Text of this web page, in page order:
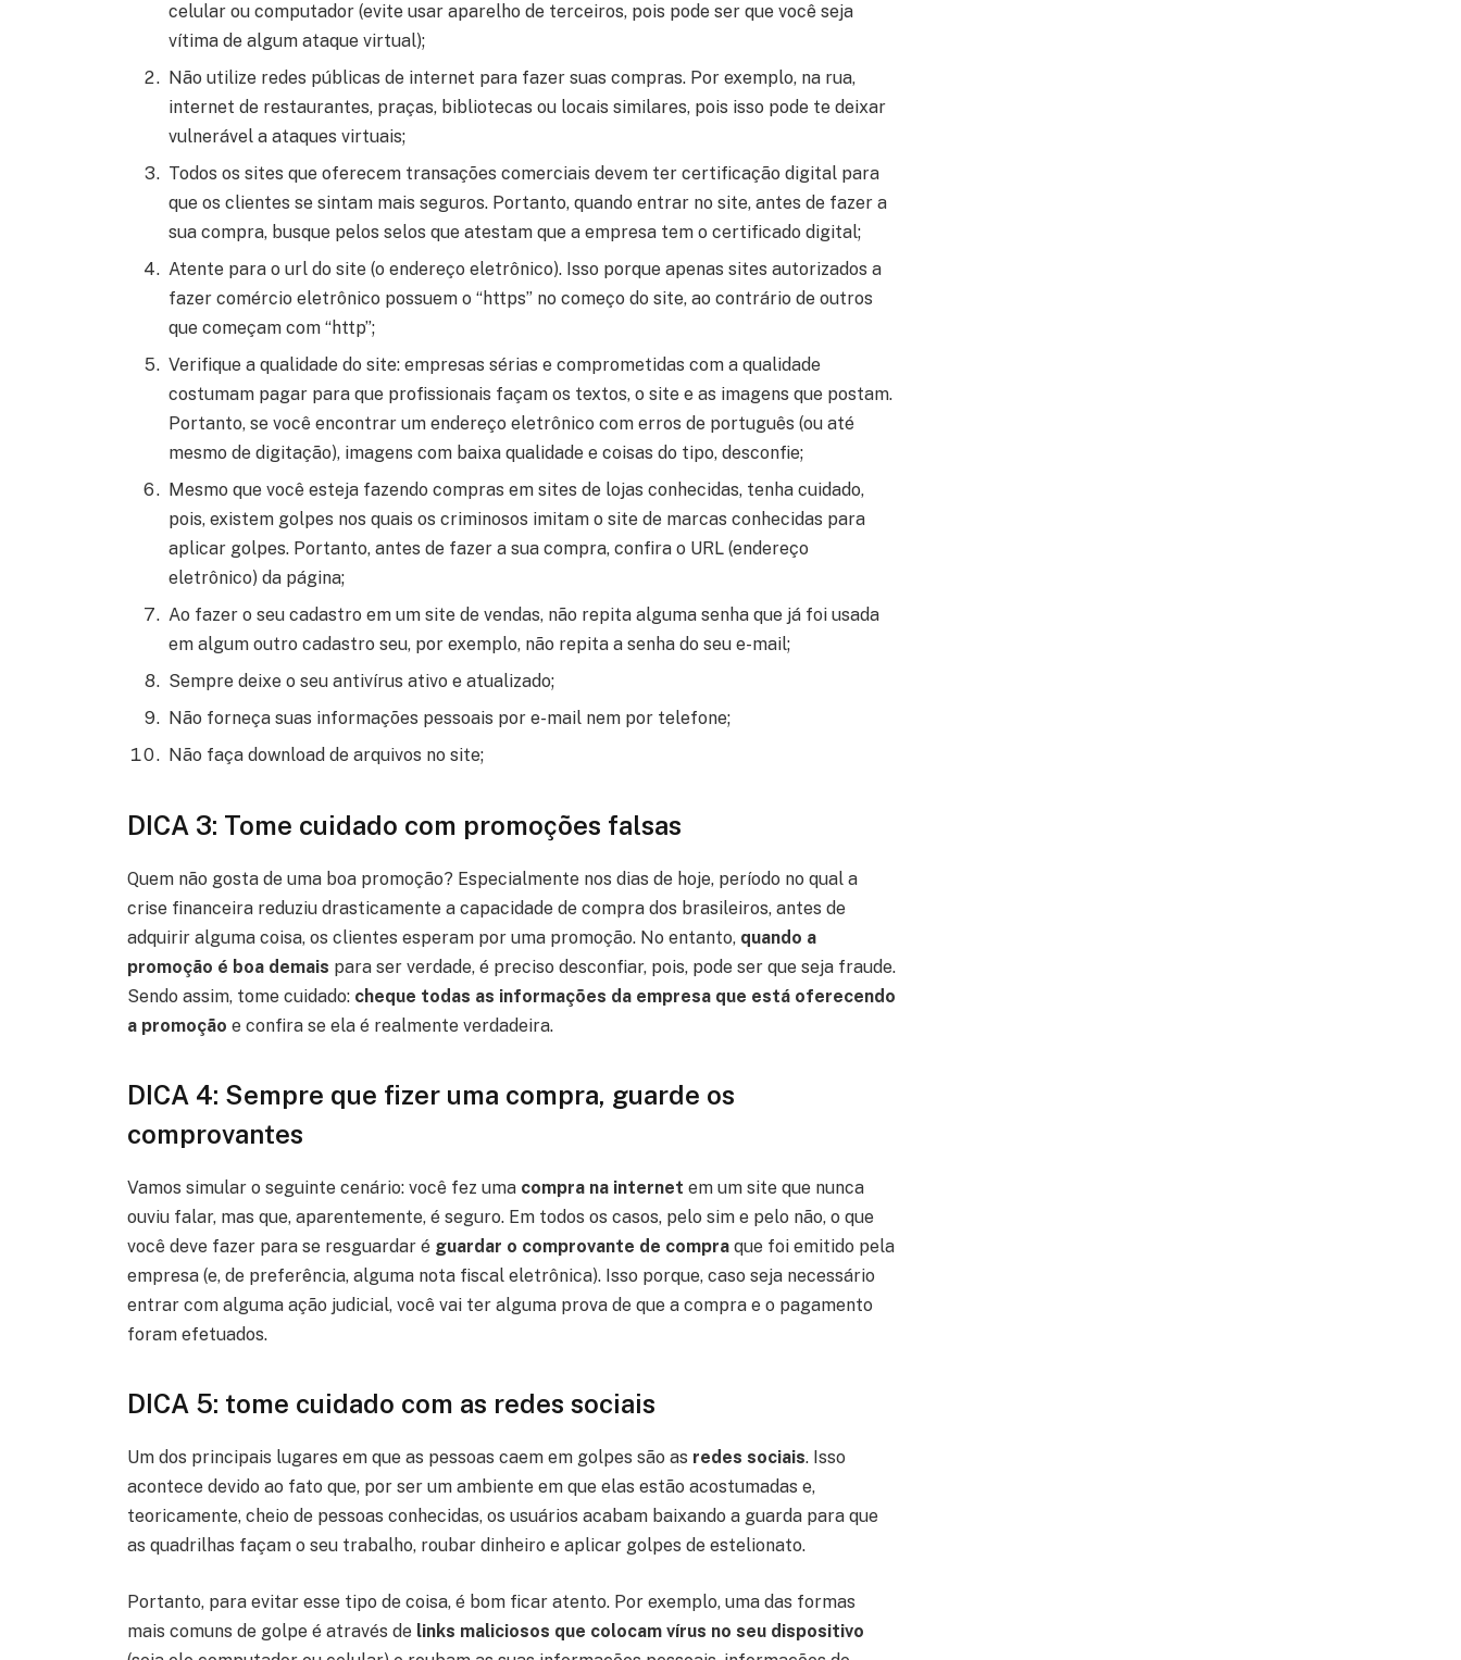
celular ou computador (evite usar aparelho de terceiros, pois pode ser que você seja
vítima de algum ataque virtual);
Não utilize redes públicas de internet para fazer suas compras. Por exemplo, na rua,
internet de restaurantes, praças, bibliotecas ou locais similares, pois isso pode te deixar
vulnerável a ataques virtuais;
Todos os sites que oferecem transações comerciais devem ter certificação digital para
que os clientes se sintam mais seguros. Portanto, quando entrar no site, antes de fazer a
sua compra, busque pelos selos que atestam que a empresa tem o certificado digital;
Atente para o url do site (o endereço eletrônico). Isso porque apenas sites autorizados a
fazer comércio eletrônico possuem o “https” no começo do site, ao contrário de outros
que começam com “http”;
Verifique a qualidade do site: empresas sérias e comprometidas com a qualidade
costumam pagar para que profissionais façam os textos, o site e as imagens que postam.
Portanto, se você encontrar um endereço eletrônico com erros de português (ou até
mesmo de digitação), imagens com baixa qualidade e coisas do tipo, desconfie;
Mesmo que você esteja fazendo compras em sites de lojas conhecidas, tenha cuidado,
pois, existem golpes nos quais os criminosos imitam o site de marcas conhecidas para
aplicar golpes. Portanto, antes de fazer a sua compra, confira o URL (endereço
eletrônico) da página;
Ao fazer o seu cadastro em um site de vendas, não repita alguma senha que já foi usada
em algum outro cadastro seu, por exemplo, não repita a senha do seu e-mail;
Sempre deixe o seu antivírus ativo e atualizado;
Não forneça suas informações pessoais por e-mail nem por telefone;
Não faça download de arquivos no site;
DICA 3: Tome cuidado com promoções falsas
Quem não gosta de uma boa promoção? Especialmente nos dias de hoje, período no qual a
crise financeira reduziu drasticamente a capacidade de compra dos brasileiros, antes de
adquirir alguma coisa, os clientes esperam por uma promoção. No entanto, quando a
promoção é boa demais para ser verdade, é preciso desconfiar, pois, pode ser que seja fraude.
Sendo assim, tome cuidado: cheque todas as informações da empresa que está oferecendo
a promoção e confira se ela é realmente verdadeira.
DICA 4: Sempre que fizer uma compra, guarde os
comprovantes
Vamos simular o seguinte cenário: você fez uma compra na internet em um site que nunca
ouviu falar, mas que, aparentemente, é seguro. Em todos os casos, pelo sim e pelo não, o que
você deve fazer para se resguardar é guardar o comprovante de compra que foi emitido pela
empresa (e, de preferência, alguma nota fiscal eletrônica). Isso porque, caso seja necessário
entrar com alguma ação judicial, você vai ter alguma prova de que a compra e o pagamento
foram efetuados.
DICA 5: tome cuidado com as redes sociais
Um dos principais lugares em que as pessoas caem em golpes são as redes sociais. Isso
acontece devido ao fato que, por ser um ambiente em que elas estão acostumadas e,
teoricamente, cheio de pessoas conhecidas, os usuários acabam baixando a guarda para que
as quadrilhas façam o seu trabalho, roubar dinheiro e aplicar golpes de estelionato.
Portanto, para evitar esse tipo de coisa, é bom ficar atento. Por exemplo, uma das formas
mais comuns de golpe é através de links maliciosos que colocam vírus no seu dispositivo